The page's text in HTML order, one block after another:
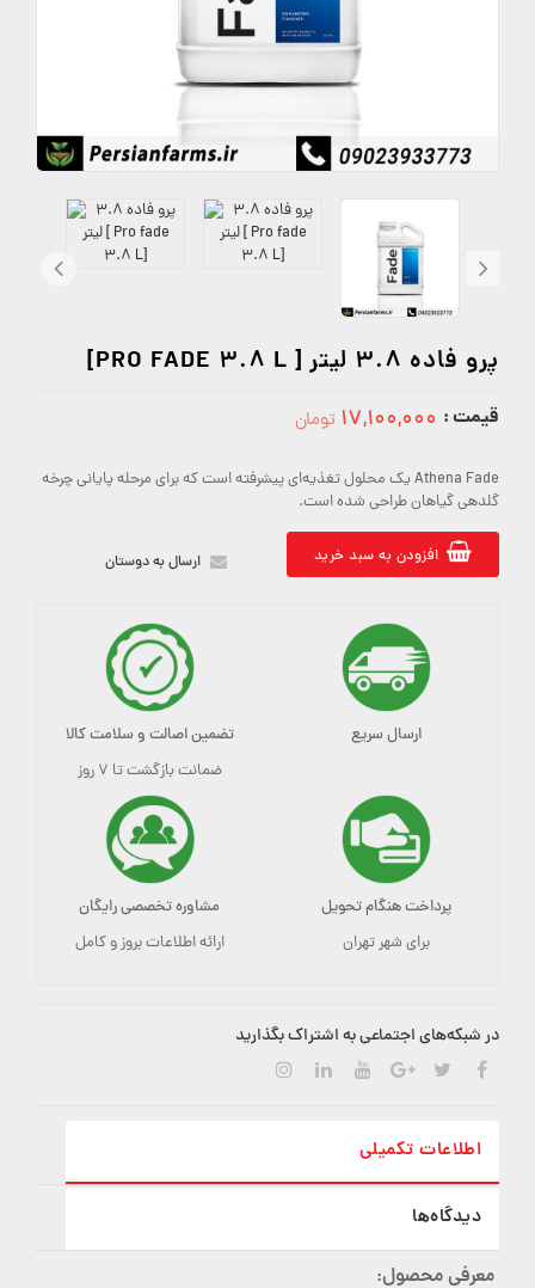
پرو فاده 3.8 لیتر [ PRO FADE 3.8 L]
قیمت : ۱۷,۱۰۰,۰۰۰ تومان
Athena Fade یک محلول تغذیه‌ای پیشرفته‌ است که برای مرحله پایانی چرخه
گلدهی گیاهان طراحی شده است.
افزودن به سبد خرید ارسال به دوستان
ارسال سریع تضمین اصالت و سلامت کالا
ضمانت بازگشت تا ۷ روز
پرداخت هنگام تحویل
برای شهر تهران
مشاوره تخصصی رایگان
ارائه اطلاعات بروز و کامل
در شبکه‌های اجتماعی به اشتراک بگذارید
اطلاعات تکمیلی
دیدگاه‌ها
معرفی محصول: